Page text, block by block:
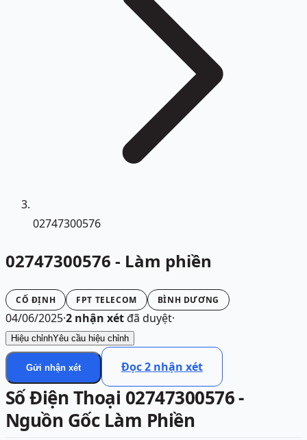
02747300576
02747300576 - Làm phiền
CỐ ĐỊNH FPT TELECOM BÌNH DƯƠNG
04/06/2025·2 nhận xétđã duyệt·
Hiệu chỉnhYêu cầu hiệu chỉnh
Gửi nhận xét Đọc2 nhận xét
Số Điện Thoại 02747300576 -
Nguồn Gốc Làm Phiền